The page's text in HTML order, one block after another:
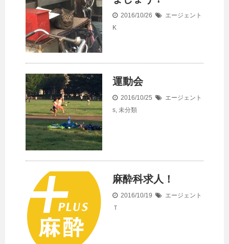
2016/10/26
エージェント
K
運動会
2016/10/25
エージェント
s, 未分類
麻酔科求人！
2016/10/19
エージェント
Ｔ